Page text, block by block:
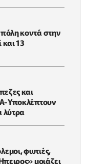
κοντά στην
13
και
Υποκλέπτουν
λύτρα
φωτιές,
μοιάζει